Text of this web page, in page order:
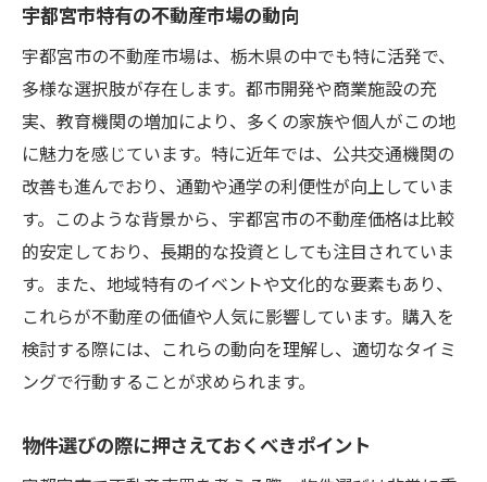
契約前に確認すべき書類と条件
宇都宮市での理想の住まい探しはここから始ま
る不動産売買の第一歩
自分に合ったエリア選びのポイント
ライフスタイルに合った物件条件の考え方
長期的な視点で物件を評価する方法
周辺施設と住環境のチェック
地元住民から得られる情報の活用法
将来の資産価値を見据えた判断基準
不動産売買を成功に導く宇都宮市特有の市場動
向の捉え方
人口動態が不動産市場に与える影響
宇都宮市特有の不動産市場の動向
宇都宮市の不動産市場は、栃木県の中でも特に活発で、
多様な選択肢が存在します。都市開発や商業施設の充
実、教育機関の増加により、多くの家族や個人がこの地
に魅力を感じています。特に近年では、公共交通機関の
改善も進んでおり、通勤や通学の利便性が向上していま
す。このような背景から、宇都宮市の不動産価格は比較
的安定しており、長期的な投資としても注目されていま
す。また、地域特有のイベントや文化的な要素もあり、
これらが不動産の価値や人気に影響しています。購入を
検討する際には、これらの動向を理解し、適切なタイミ
ングで行動することが求められます。
物件選びの際に押さえておくべきポイント